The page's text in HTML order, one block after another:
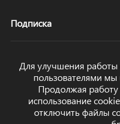
Подписка
Для улучшения работы
пользователями
Продолжая
использование
отключить файлы